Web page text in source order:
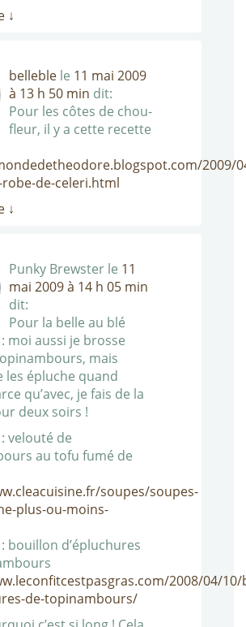
↓
belleble le 11 mai 2009
à 13 h 50 min dit:
Pour les côtes de chou-
fleur, il y a cette recette
2009/
de-celeri.html
↓
Punky Brewster le 11
mai 2009 à 14 h 05 min
dit:
Pour la belle au blé
moi aussi je brosse
mais
les épluche quand
qu’avec, je fais de la
deux soirs !
velouté de
au tofu fumé de
soupes/soupes-
plus-ou-moins-
bouillon d’épluchures
2008/04/
de-topinambours/